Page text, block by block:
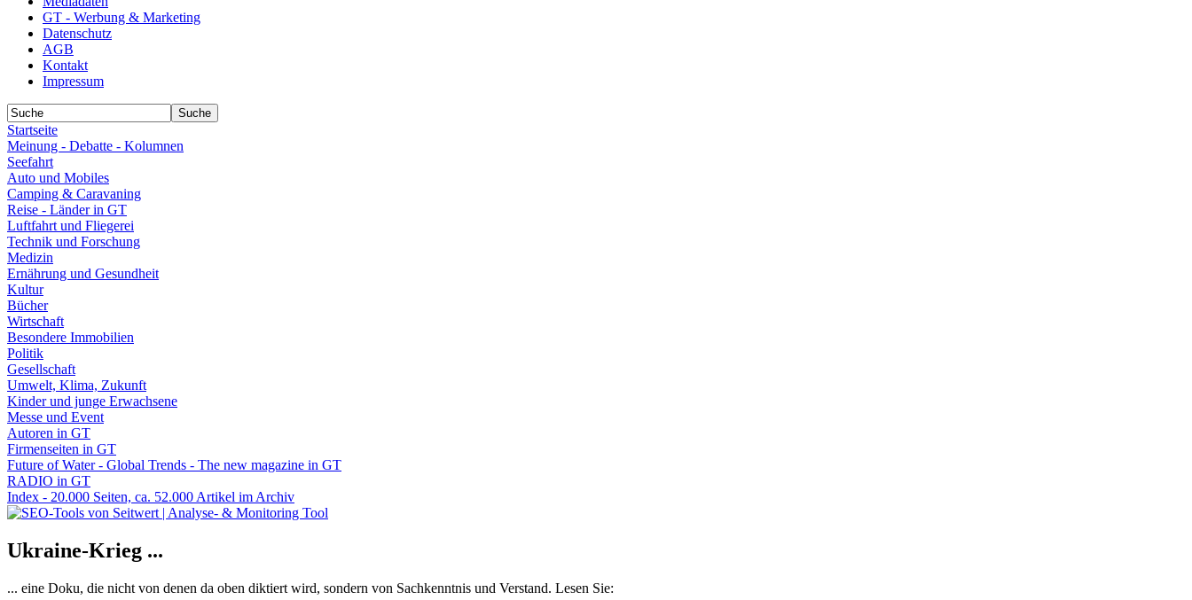
GT - Werbung & Marketing
Datenschutz
AGB
Kontakt
Impressum
Startseite
Meinung - Debatte - Kolumnen
Seefahrt
Auto und Mobiles
Camping & Caravaning
Reise - Länder in GT
Luftfahrt und Fliegerei
Technik und Forschung
Medizin
Ernährung und Gesundheit
Kultur
Bücher
Wirtschaft
Besondere Immobilien
Politik
Gesellschaft
Umwelt, Klima, Zukunft
Kinder und junge Erwachsene
Messe und Event
Autoren in GT
Firmenseiten in GT
Future of Water - Global Trends - The new magazine in GT
RADIO in GT
Index - 20.000 Seiten, ca. 52.000 Artikel im Archiv
Ukraine-Krieg ...
... eine Doku, die nicht von denen da oben diktiert wird, sondern von Sachkenntnis und Verstand. Lesen Sie: